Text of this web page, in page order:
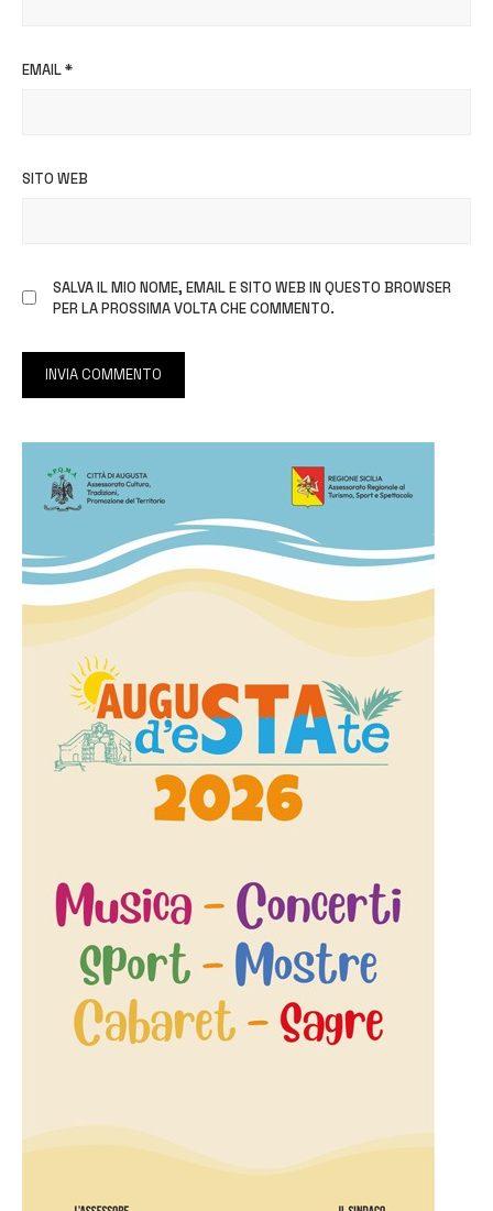
EMAIL*
SITO WEB
SALVA IL MIO NOME, EMAIL E SITO WEB IN QUESTO BROWSER
PER LA PROSSIMA VOLTA CHE COMMENTO.